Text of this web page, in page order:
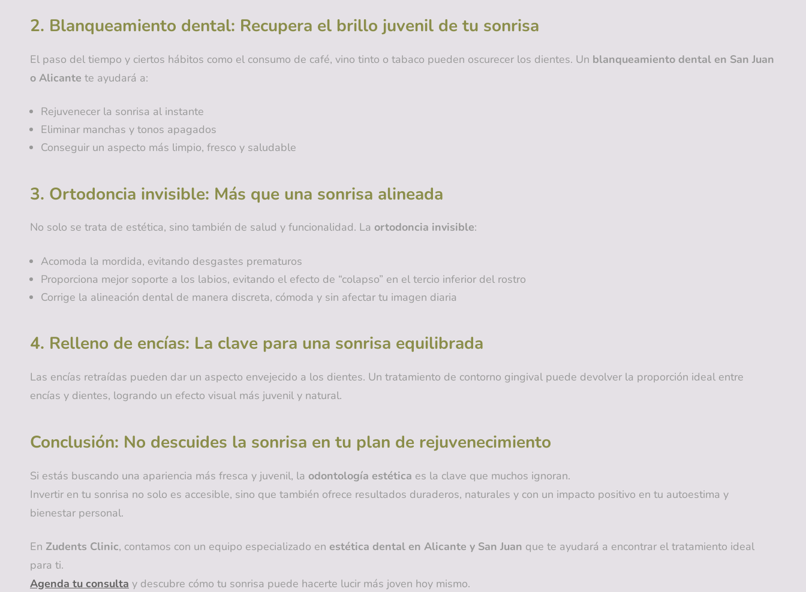
2. Blanqueamiento dental: Recupera el brillo juvenil de tu sonrisa
El paso del tiempo y ciertos hábitos como el consumo de café, vino tinto o tabaco pueden oscurecer los dientes. Un blanqueamiento dental en San Juan
o Alicante te ayudará a:
Rejuvenecer la sonrisa al instante
Eliminar manchas y tonos apagados
Conseguir un aspecto más limpio, fresco y saludable
3. Ortodoncia invisible: Más que una sonrisa alineada
No solo se trata de estética, sino también de salud y funcionalidad. La ortodoncia invisible:
Acomoda la mordida, evitando desgastes prematuros
Proporciona mejor soporte a los labios, evitando el efecto de “colapso” en el tercio inferior del rostro
Corrige la alineación dental de manera discreta, cómoda y sin afectar tu imagen diaria
4. Relleno de encías: La clave para una sonrisa equilibrada
Las encías retraídas pueden dar un aspecto envejecido a los dientes. Un tratamiento de contorno gingival puede devolver la proporción ideal entre
encías y dientes, logrando un efecto visual más juvenil y natural.
Conclusión: No descuides la sonrisa en tu plan de rejuvenecimiento
Si estás buscando una apariencia más fresca y juvenil, la odontología estética es la clave que muchos ignoran.
Invertir en tu sonrisa no solo es accesible, sino que también ofrece resultados duraderos, naturales y con un impacto positivo en tu autoestima y
bienestar personal.
En Zudents Clinic, contamos con un equipo especializado en estética dental en Alicante y San Juan que te ayudará a encontrar el tratamiento ideal
para ti.
Agenda tu consulta y descubre cómo tu sonrisa puede hacerte lucir más joven hoy mismo.